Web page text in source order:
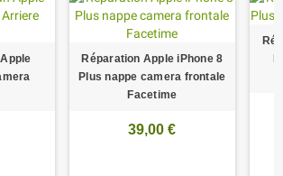
Réparation Apple iPhone 8
Plus nappe camera frontale
Facetime
39,00 €